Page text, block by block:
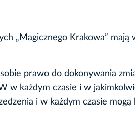
„Magicznego Krakowa” mają
prawo do dokonywania
w każdym czasie i w
i w każdym czasie mogą